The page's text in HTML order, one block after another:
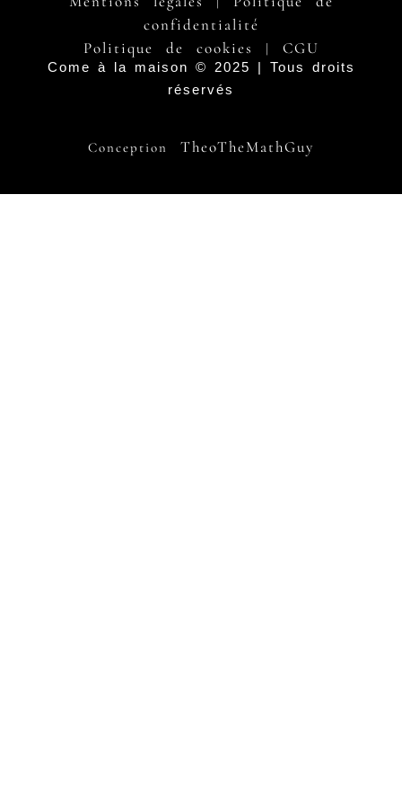
confidentialité
Politique de cookies
| CGU
Come à la maison © 2025 | Tous droits
réservés
Conception TheoTheMathGuy